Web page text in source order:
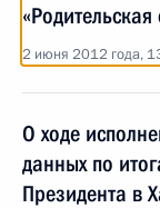
«Родительская
2 июня 2012 года,
О ходе
данных по
Президента в